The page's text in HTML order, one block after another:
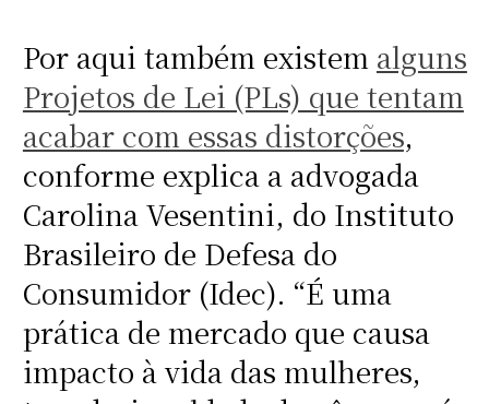
Por aqui também existem alguns
Projetos de Lei (PLs) que tentam
acabar com essas distorções,
conforme explica a advogada
Carolina Vesentini, do Instituto
Brasileiro de Defesa do
Consumidor (Idec). “É uma
prática de mercado que causa
impacto à vida das mulheres,